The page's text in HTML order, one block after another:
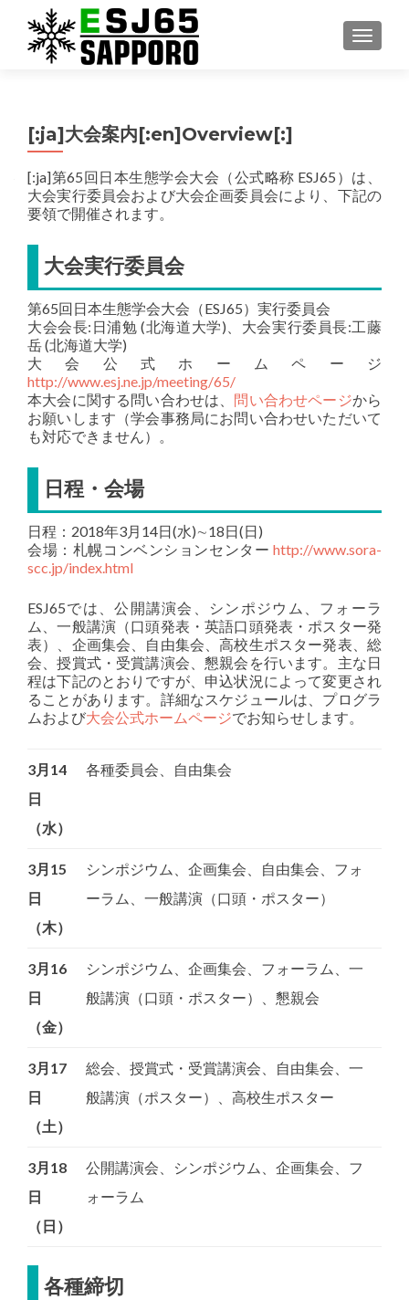
ナビゲ
[:ja]大会案内[:en]Overview[:]
[:ja]第65回日本生態学会大会（公式略称 ESJ65）は、
大会実行委員会および大会企画委員会により、下記の
要領で開催されます。
大会実行委員会
第65回日本生態学会大会（ESJ65）実行委員会
大会会長:日浦勉 (北海道大学)、大会実行委員長:工藤
岳 (北海道大学)
大会公式ホームページ
http://www.esj.ne.jp/meeting/65/
本大会に関する問い合わせは、 問い合わせページから
お願いします（学会事務局にお問い合わせいただいて
も対応できません）。
日程・会場
日程：2018年3月14日(水)∼18日(日)
会場：札幌コンベンションセンター http://www.sora-
scc.jp/index.html
ESJ65では、公開講演会、シンポジウム、フォーラ
ム、一般講演（口頭発表・英語口頭発表・ポスター発
表）、企画集会、自由集会、高校生ポスター発表、総
会、授賞式・受賞講演会、懇親会を行います。主な日
程は下記のとおりですが、申込状況によって変更され
ることがあります。詳細なスケジュールは、プログラ
ムおよび大会公式ホームページでお知らせします。
3月14
日
（水）
各種委員会、自由集会
3月15
日
（木）
シンポジウム、企画集会、自由集会、フォ
ーラム、一般講演（口頭・ポスター）
3月16
日
（金）
シンポジウム、企画集会、フォーラム、一
般講演（口頭・ポスター）、懇親会
3月17
日
（土）
総会、授賞式・受賞講演会、自由集会、一
般講演（ポスター）、高校生ポスター
3月18
日
（日）
公開講演会、シンポジウム、企画集会、フ
ォーラム
各種締切